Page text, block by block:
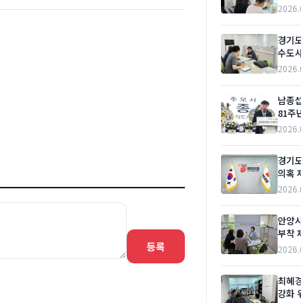
등록
경기
수도
남종
81주
실질
경기
의혹
안양
부착
최혜
강화